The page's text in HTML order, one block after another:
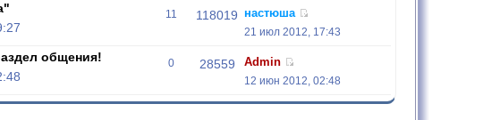
11 118019 настюша
21 июл 2012, 17:43
общения! 0 28559 Admin
12 июн 2012, 02:48